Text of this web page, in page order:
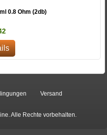
0.8 Ohm (2db)
Versand
Alle Rechte vorbehalten.